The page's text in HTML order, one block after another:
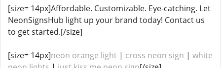
[size= 14px]Affordable. Customizable. Eye-catching. Let
NeonSignsHub light up your brand today! Contact us
to get started.[/size]
[size= 14px]neon orange light | cross neon sign | white